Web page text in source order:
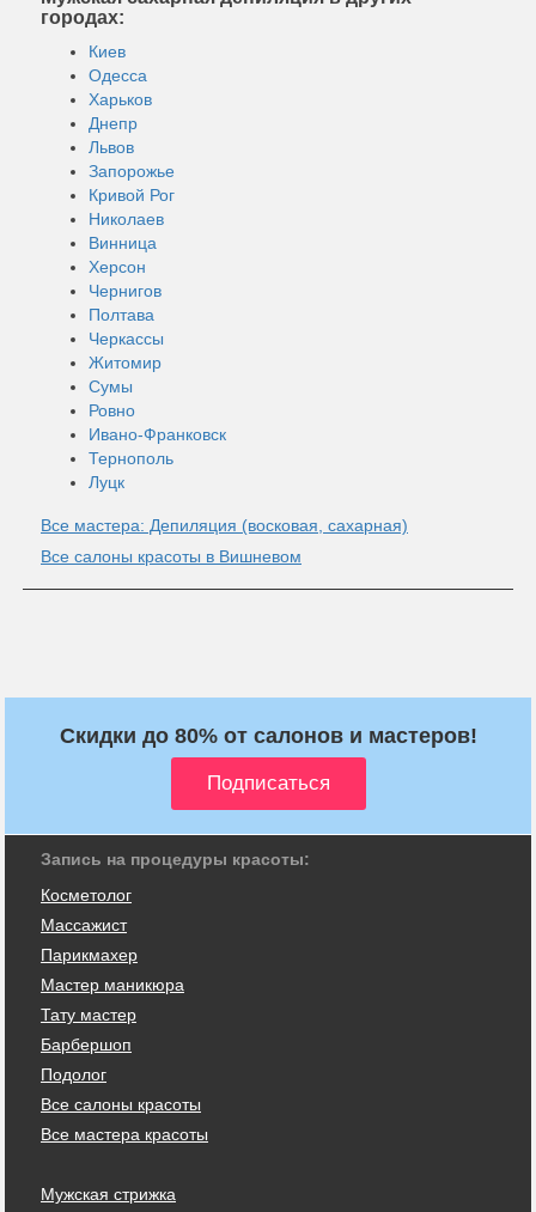
городах:
Киев
Одесса
Харьков
Днепр
Львов
Запорожье
Кривой Рог
Николаев
Винница
Херсон
Чернигов
Полтава
Черкассы
Житомир
Сумы
Ровно
Ивано-Франковск
Тернополь
Луцк
Все мастера: Депиляция (восковая, сахарная)
Все салоны красоты в Вишневом
Скидки до 80% от салонов и мастеров!
Запись на процедуры красоты:
Косметолог
Массажист
Парикмахер
Мастер маникюра
Тату мастер
Барбершоп
Подолог
Все салоны красоты
Все мастера красоты
Мужская стрижка